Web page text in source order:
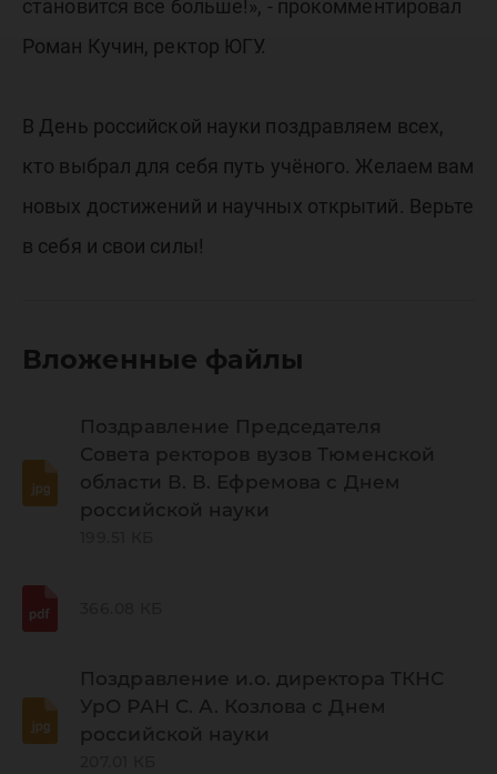
становится все больше!», - прокомментировал
Роман Кучин, ректор ЮГУ.
В День российской науки поздравляем всех,
кто выбрал для себя путь учёного. Желаем вам
новых достижений и научных открытий. Верьте
в себя и свои силы!
Вложенные файлы
Поздравление Председателя
Совета ректоров вузов Тюменской
области В. В. Ефремова с Днем
российской науки
Поздравление и.о. директора ТКНС
УрО РАН С. А. Козлова с Днем
российской науки